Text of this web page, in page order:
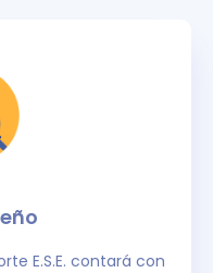
E.S.E. contará con